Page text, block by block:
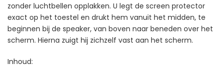
zonder luchtbellen opplakken. U legt de screen protector
exact op het toestel en drukt hem vanuit het midden, te
beginnen bij de speaker, van boven naar beneden over het
scherm. Hierna zuigt hij zichzelf vast aan het scherm.
Inhoud: